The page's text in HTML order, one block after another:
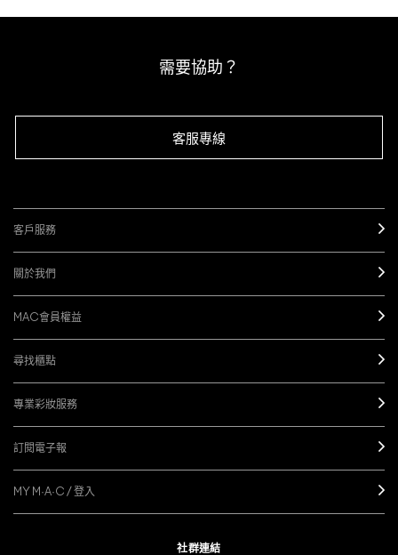
需要協助？
客服專線
客戶服務
關於我們
MAC會員權益
尋找櫃點
專業彩妝服務
訂閱電子報
MY M·A·C / 登入
社群連結